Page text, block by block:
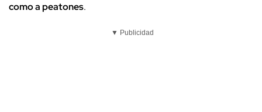
como a peatones.
▼ Publicidad